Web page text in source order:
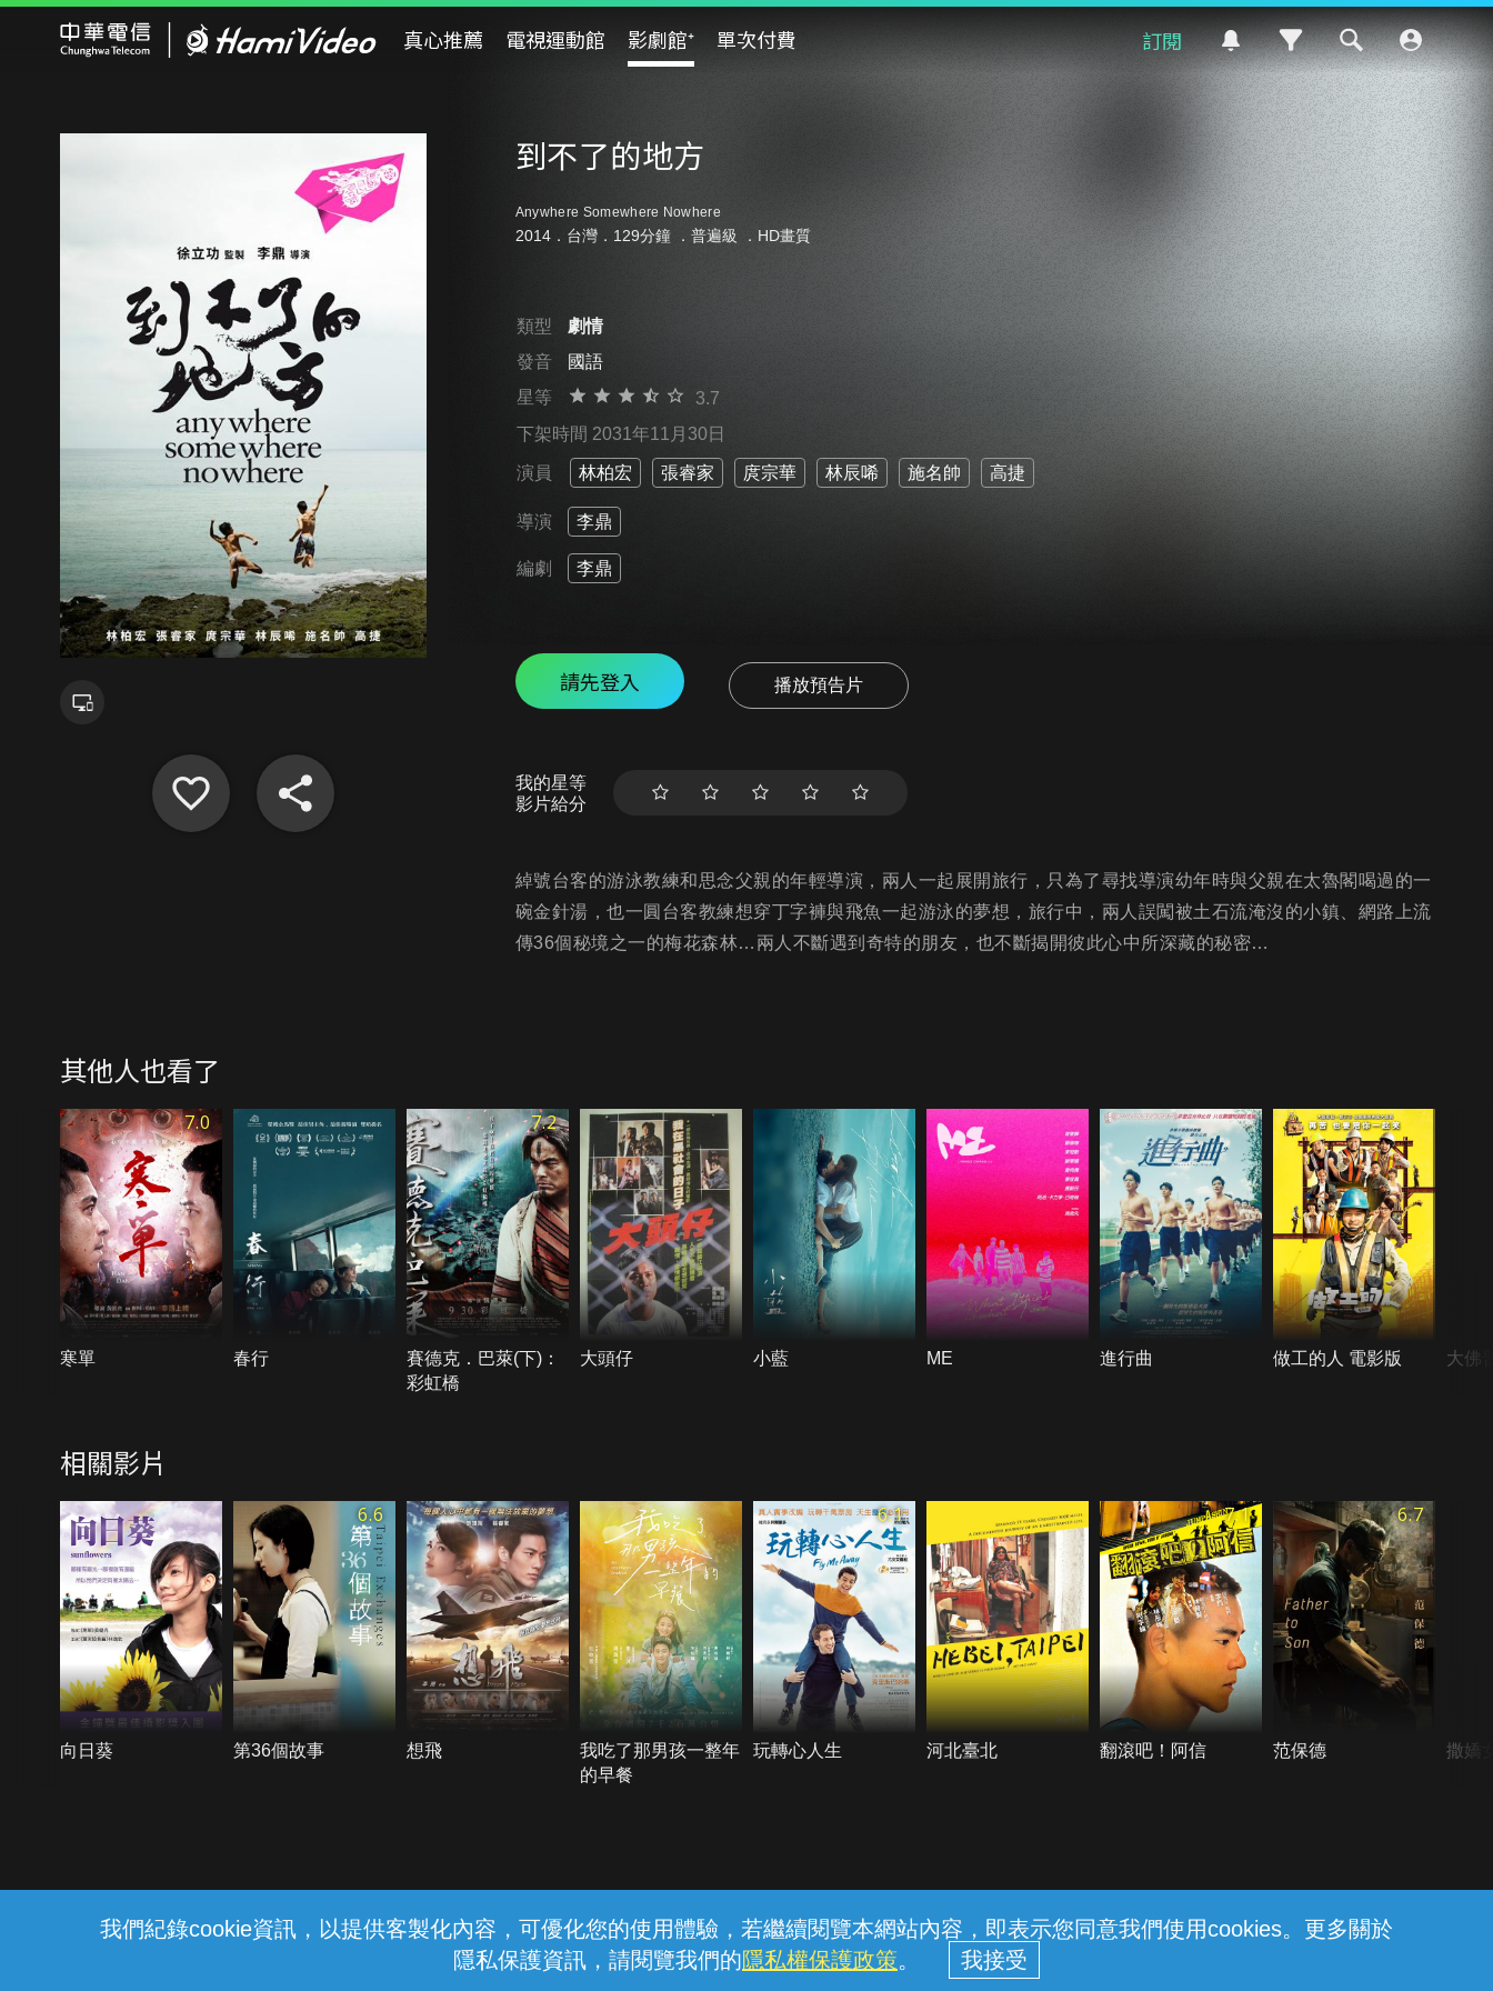
我們紀錄cookie資訊，以提供客製化內容，可優化您的使用體驗，若繼續閱覽本網站內容，即表示您同意我們使用cookies。更多關於
隱私保護資訊，請閱覽我們的隱私權保護政策。
真心推薦 電視運動館 影劇館⁺ 單次付費 訂閱
到不了的地方
Anywhere Somewhere Nowhere
2014．台灣．129分鐘 ． 普遍級 ．HD畫質
類型
劇情
發音
國語
星等
3.7
下架時間 2031年11月30日
演員 林柏宏 張睿家 庹宗華 林辰唏 施名帥 高捷
導演 李鼎
編劇 李鼎
請先登入 播放預告片
我的星等
影片給分
綽號台客的游泳教練和思念父親的年輕導演，兩人一起展開旅行，只為了尋找導演幼年時與父親在太魯閣喝過的一
碗金針湯，也一圓台客教練想穿丁字褲與飛魚一起游泳的夢想，旅行中，兩人誤闖被土石流淹沒的小鎮、網路上流
傳36個秘境之一的梅花森林…兩人不斷遇到奇特的朋友，也不斷揭開彼此心中所深藏的秘密…
其他人也看了
7.0
寒單 春行
7.2
賽德克．巴萊(下)：
彩虹橋
大頭仔 小藍 ME 進行曲 做工的人 電影版 大佛
相關影片
向日葵
6.6
第36個故事 想飛
我吃了那男孩一整年
的早餐
6.1
玩轉心人生 河北臺北
7.1
翻滾吧！阿信
6.7
范保德 撒嬌
線上客服 服務條款 隱私權保護
中華電信股份有限公司個人家庭分公司 (統一編號：96979949) © 2026